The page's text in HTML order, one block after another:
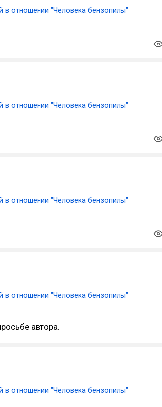
в отношении "Человека бензопилы"
в отношении "Человека бензопилы"
в отношении "Человека бензопилы"
в отношении "Человека бензопилы"
автора.
в отношении "Человека бензопилы"